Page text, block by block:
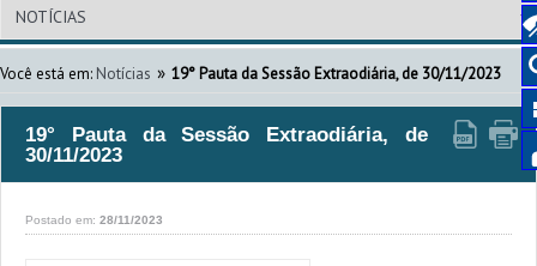
Você está em: Notícias » 19° Pauta da Sessão Extraodiária, de 30/11/2023
19° Pauta da Sessão Extraodiária, de
30/11/2023
Postado em: 28/11/2023